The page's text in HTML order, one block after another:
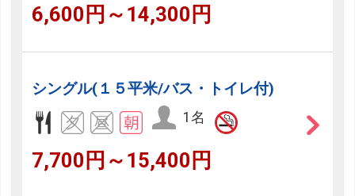
6,600円～14,300円
シングル(１５平米/バス・トイレ付)
1名
7,700円～15,400円